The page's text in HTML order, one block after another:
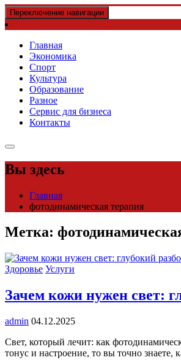
Переключение навигации
Главная
Экономика
Спорт
Культура
Образование
Разное
Сервис для бизнеса
Контакты
Вы здесь
Главная
фотодинамическая терапия
Метка:
Здоровье Услуги
Зачем кожи нужен свет:
admin 04.12.2025
Свет, который лечит: как
тонус и настроение, то вы точно